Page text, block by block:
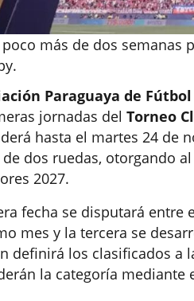
más de dos semanas
Paraguaya de Fútbol
jornadas del Torneo
hasta el martes 24 de
dos ruedas, otorgando
2027.
fecha se disputará entre
mes y la tercera se
definirá los clasificados a
la categoría mediante